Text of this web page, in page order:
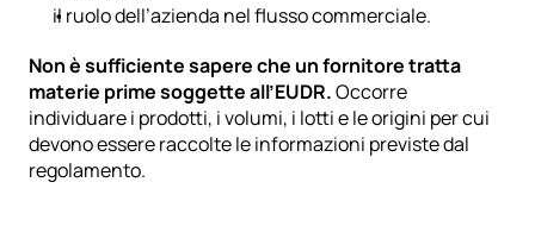
il ruolo dell’azienda nel flusso commerciale.
Non è sufficiente sapere che un fornitore tratta
materie prime soggette all’EUDR. Occorre
individuare i prodotti, i volumi, i lotti e le origini per cui
devono essere raccolte le informazioni previste dal
regolamento.